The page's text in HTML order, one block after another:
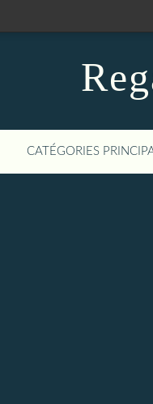
CATÉGORIES